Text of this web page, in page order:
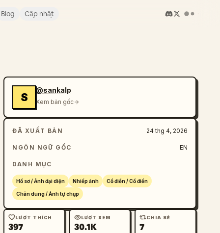
Blog Cập nhật
S
@sankalp
Xem bản gốc
ĐÃ XUẤT BẢN 24 thg 4, 2026
NGÔN NGỮ GỐC EN
DANH MỤC
Hồ sơ / Ảnh đại diện Nhiếp ảnh Cổ điển / Cổ điển
Chân dung / Ảnh tự chụp
LƯỢT THÍCH
397
LƯỢT XEM
30.1K
CHIA SẺ
7